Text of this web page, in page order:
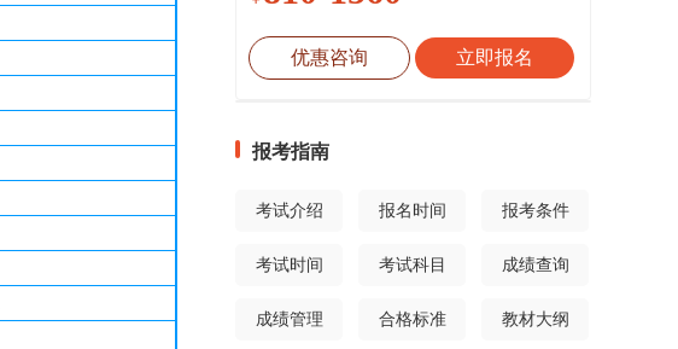
优惠咨询 立即报名
报考指南
考试介绍 报名时间 报考条件
考试时间 考试科目 成绩查询
成绩管理 合格标准 教材大纲